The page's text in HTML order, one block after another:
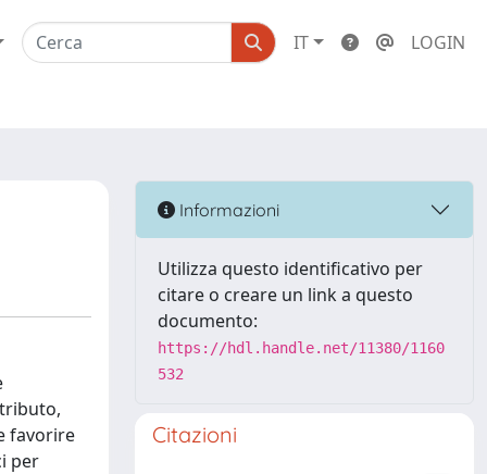
IT LOGIN
favorire
per
Informazioni
Utilizza questo identificativo per
citare o creare un link a questo
documento:
https://hdl.handle.net/11380/1160
532
Citazioni